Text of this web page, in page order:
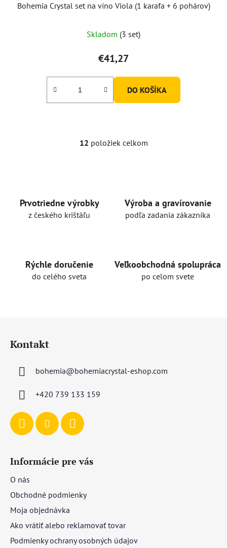
Bohemia Crystal set na víno Viola (1 karafa + 6 pohárov)
Skladom (3 set)
€41,27
DO KOŠÍKA
O
r
v
12 položiek celkom
Prvotriedne výrobky
z českého krištáľu
Výroba a gravírovanie
podľa zadania zákazníka
Rýchle doručenie
do celého sveta
Veľkoobchodná spolupráca
po celom svete
Kontakt
bohemia@bohemiacrystal-eshop.com
+420 739 133 159
Informácie pre vás
O nás
Obchodné podmienky
Moja objednávka
Ako vrátiť alebo reklamovať tovar
Podmienky ochrany osobných údajov